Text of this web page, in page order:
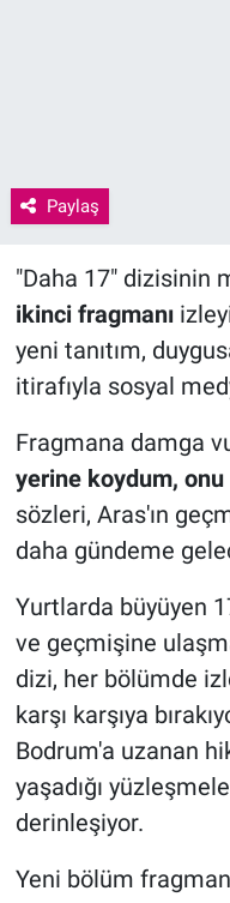
Paylaş
"Daha 17" dizisinin
ikinci fragmanı
yeni tanıtım,
itirafıyla sosyal
Fragmana damga
yerine koydum,
sözleri, Aras'ın
daha gündeme
Yurtlarda büyüyen
ve geçmişine
dizi, her bölümde
karşı karşıya
Bodrum'a uzanan
yaşadığı
derinleşiyor.
Yeni bölüm